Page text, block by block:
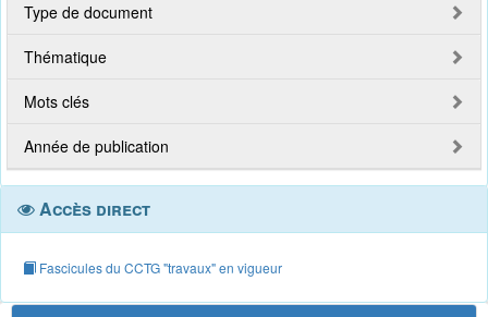
Type de document
Thématique
Mots clés
Année de publication
Accès direct
Fascicules du CCTG "travaux" en vigueur